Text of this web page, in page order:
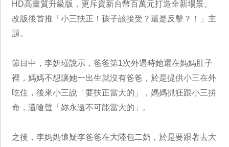
HD高畫質升級版，更斥資新台幣百萬元打造全新場景。
改版後首推「小三扶正！孩子該接受？還是反擊？！」主
題。
節目中，李妍瑾說示，爸爸第1次外遇時她還在媽媽肚子
裡，媽媽不想讓她一出生就沒有爸爸，於是提供小三在外
吃住，後來小三說「要扶正當大的」，媽媽抓狂跟小三拚
命，還嗆聲「妳永遠不可能當大的」。
之後，李媽媽懷疑李爸爸在大陸包二奶，於是要跟著去大